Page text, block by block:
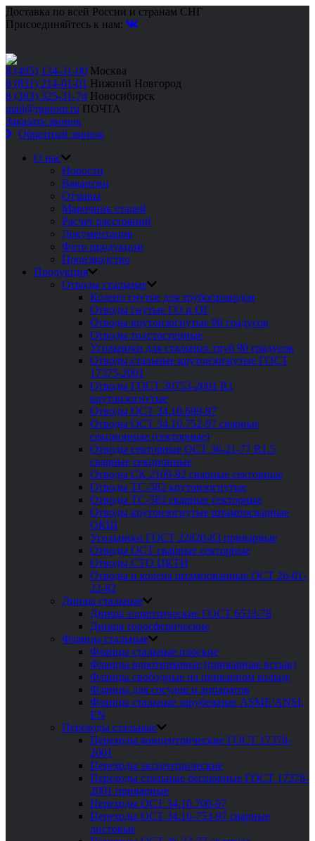
Доставка по всей России и странам СНГ
Присоединяйтесь к нам:
8 (495) 134-31-00 Москва
8 (831) 214-01-01 Нижний Новгород
8 (383) 325-31-74 Новосибирск
mail@rgprom.ru ПОЧТА
Заказать звонок
Обратный звонок
О нас
Новости
Вакансии
Отзывы
Марочник сталей
Расчет расстояний
Документация
Фото продукции
Производство
Продукция
Отводы стальные
Колено гнутое для трубопроводов
Отводы гнутые ГО и ОГ
Отводы крутоизогнутые 90 градусов
Отводы толстостенные
Угольники для стальных труб 90 градусов
Отводы стальные крутоизогнутые ГОСТ
17375-2001
Отводы ГОСТ 30753-2001 R1
крутоизогнутые
Отводы ОСТ 34.10.699-97
Отводы ОСТ 34.10.752-97 сварные
секционные (секторные)
Отводы секторные ОСТ 36-21-77 R1.5
сварные секционные
Отводы СК 2109-92 сварные секторные
Отводы ТС-582 крутоизогнутые
Отводы ТС-583 сварные секторные
Отводы крутоизогнутые штампосварные
ОКШ
Угольники ГОСТ 22820-83 приварные
Отводы ОСТ сварные секторные
Отводы СТО ЦКТИ
Отводы и колена штампованные ОСТ 26-01-
22-82
Днища стальные
Днища эллиптические ГОСТ 6533-78
Днища торосферические
Фланцы стальные
Фланцы стальные плоские
Фланцы воротниковые (приварные встык)
Фланцы свободные на приварном кольце
Фланцы для сосудов и аппаратов
Фланцы стальные зарубежные ASME/ANSI,
EN
Переходы стальные
Переходы концентрические ГОСТ 17378-
2001
Переходы эксцентрические
Переходы стальные бесшовные ГОСТ 17378-
2001 приварные
Переходы ОСТ 34.10.700-97
Переходы ОСТ 34.10-753-97 сварные
листовые